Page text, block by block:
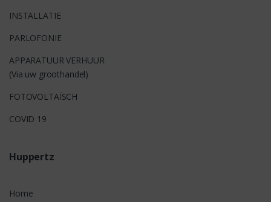
INSTALLATIE
PARLOFONIE
APPARATUUR VERHUUR
(Via uw groothandel)
FOTOVOLTAÏSCH
COVID 19
Huppertz
Home